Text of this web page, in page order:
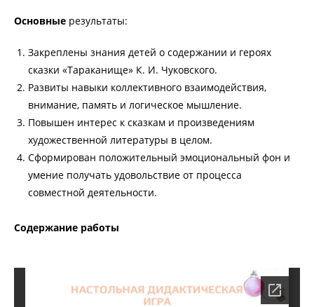
Основные результаты:
Закреплены знания детей о содержании и героях
сказки «Тараканище» К. И. Чуковского.
Развиты навыки коллективного взаимодействия,
внимание, память и логическое мышление.
Повышен интерес к сказкам и произведениям
художественной литературы в целом.
Сформирован положительный эмоциональный фон и
умение получать удовольствие от процесса
совместной деятельности.
Содержание работы